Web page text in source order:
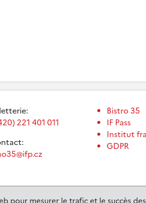
221 401 011
Bistro 35
IF Pass
Institut
GDPR